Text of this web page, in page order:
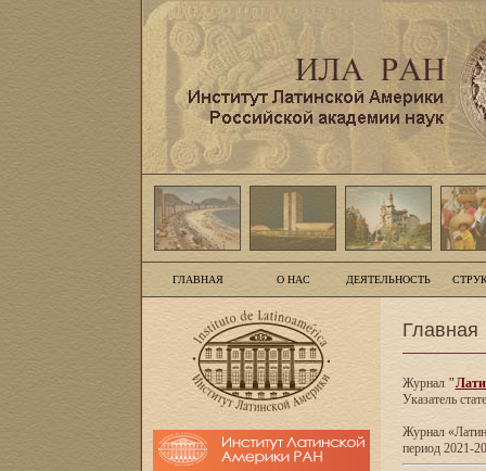
ГЛАВНАЯ О НАС ДЕЯТЕЛЬНОСТЬ
Главная
Журнал"
Указатель
Журнал
период 2021-